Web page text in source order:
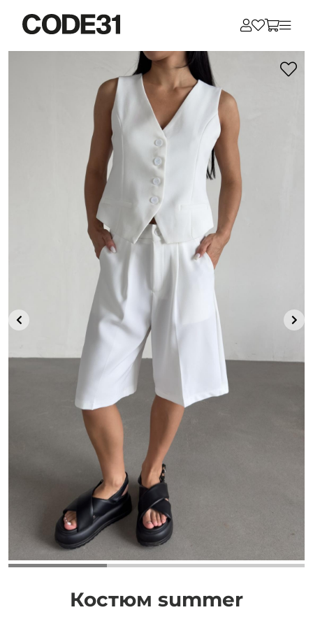
Костюм summer
Для клиентов всех банков
Разбейте
на части
без переплат
График платежей
Добавляйте товары
в корзину
Оплачивайте сегодня только
% картой любого банка
Получайте товар
выбранный способом
Оставшиеся75
% будут
списыватьсяс вашей карты